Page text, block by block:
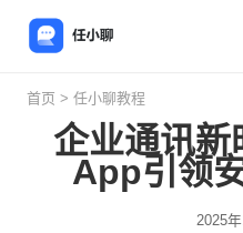
首页 > 任小聊教程
企业通讯新
App引领
2025